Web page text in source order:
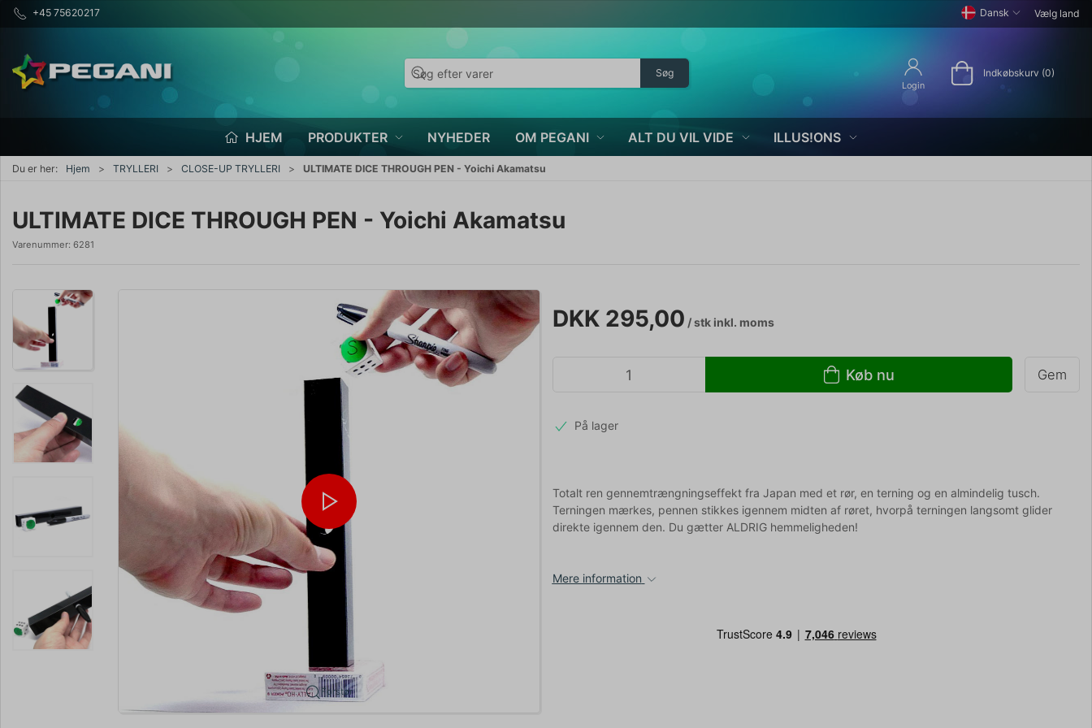
+45 75620217 Dansk Vælg land
Søg
Login
Indkøbskurv (0)
HJEM PRODUKTER NYHEDER OM PEGANI ALT DU VIL VIDE ILLUS!ONS
Du er her: Hjem TRYLLERI CLOSE-UP TRYLLERI ULTIMATE DICE THROUGH PEN - Yoichi Akamatsu
ULTIMATE DICE THROUGH PEN - Yoichi Akamatsu
Varenummer: 6281
Forstør
DKK 295,00 / stkinkl. moms
Køb nu Gem
På lager
Totalt ren gennemtrængningseffekt fra Japan med et rør, en terning og en almindelig tusch.
Terningen mærkes, pennen stikkes igennem midten af røret, hvorpå terningen langsomt glider
direkte igennem den. Du gætter ALDRIG hemmeligheden!
Mere information